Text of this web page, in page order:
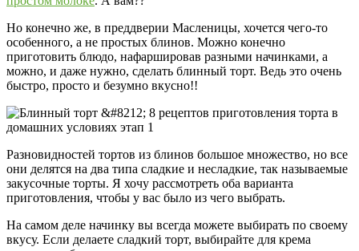
Но конечно же, в преддверии Масленицы, хочется чего-то
особенного, а не простых блинов. Можно конечно
приготовить блюдо, нафаршировав разными начинками, а
можно, и даже нужно, сделать блинный торт. Ведь это очень
быстро, просто и безумно вкусно!!
Разновидностей тортов из блинов большое множество, но все
они делятся на два типа сладкие и несладкие, так называемые
закусочные торты. Я хочу рассмотреть оба варианта
приготовления, чтобы у вас было из чего выбрать.
На самом деле начинку вы всегда можете выбирать по своему
вкусу. Если делаете сладкий торт, выбирайте для крема